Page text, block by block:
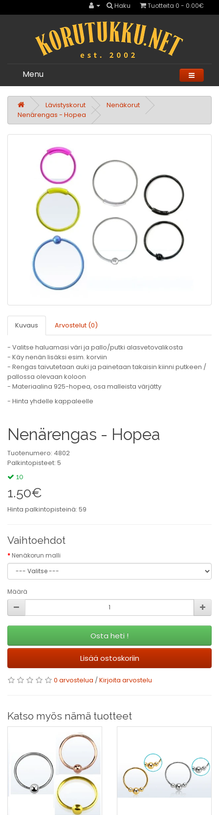
Haku Tuotteita 0 - 0.00€
Menu
Lävistyskorut
Nenäkorut
Nenärengas - Hopea
Kuvaus Arvostelut (0)
- Valitse haluamasi väri ja pallo/putki alasvetovalikosta
- Käy nenän lisäksi esim. korviin
- Rengas taivutetaan auki ja painetaan takaisin kiinni putkeen /
pallossa olevaan koloon
- Materiaalina 925-hopea, osa malleista värjätty
- Hinta yhdelle kappaleelle
Nenärengas - Hopea
Tuotenumero: 4802
Palkintopisteet: 5
10
1.50€
Hinta palkintopisteinä: 59
Vaihtoehdot
Nenäkorun malli
Määrä
Osta heti !
Lisää ostoskoriin
0 arvostelua /Kirjoita arvostelu
Katso myös nämä tuotteet